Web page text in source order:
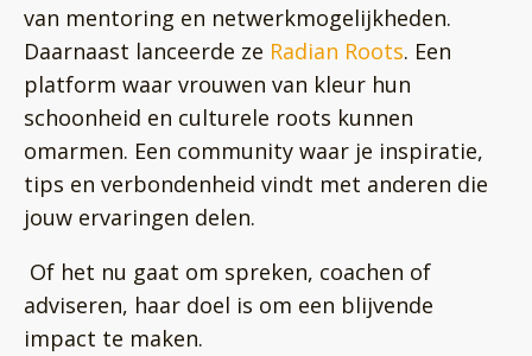
van mentoring en netwerkmogelijkheden.
Daarnaast lanceerde ze Radian Roots. Een
platform waar vrouwen van kleur hun
schoonheid en culturele roots kunnen
omarmen. Een community waar je inspiratie,
tips en verbondenheid vindt met anderen die
jouw ervaringen delen.
Of het nu gaat om spreken, coachen of
adviseren, haar doel is om een blijvende
impact te maken.